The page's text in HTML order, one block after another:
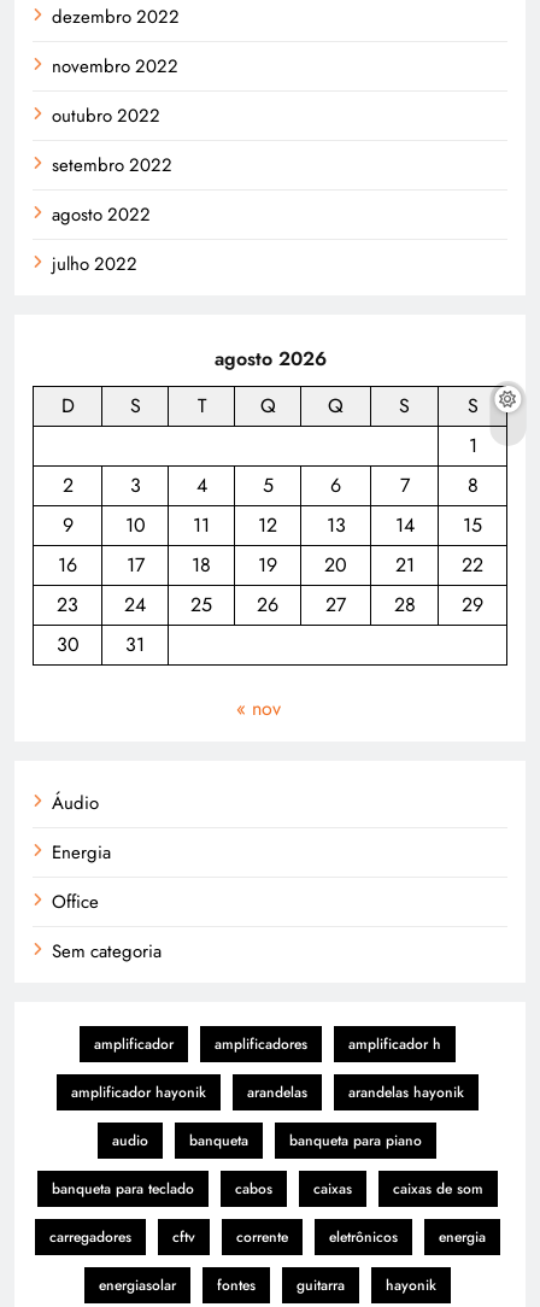
dezembro 2022
novembro 2022
outubro 2022
setembro 2022
agosto 2022
julho 2022
agosto 2026
D
S T Q Q S
S
1
2
3 4 5 6 7
8
9
10 11 12 13 14
15
16
17 18 19 20 21
22
23
24 25 26 27 28
29
30
31
« nov
Áudio
Energia
Office
Sem categoria
amplificador amplificadores amplificador h
amplificador hayonik arandelas arandelas hayonik
audio banqueta banqueta para piano
banqueta para teclado cabos caixas caixas de som
carregadores cftv corrente eletrônicos energia
energiasolar fontes guitarra hayonik